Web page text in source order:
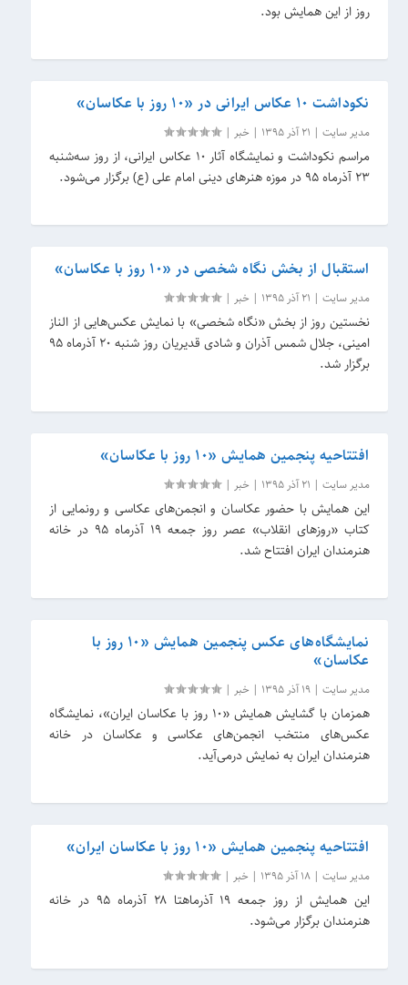
روز از این همایش بود.
نکوداشت ۱۰ عکاس ایرانی در «۱۰ روز با عکاسان»
مدیر سایت | 21 آذر 1395 | خبر |
مراسم نکوداشت و نمایشگاه آثار ۱۰ عکاس ایرانی، از روز سه‌شنبه
۲۳ آذرماه ۹۵ در موزه هنرهای دینی امام علی (ع) برگزار می‌شود.
استقبال از بخش نگاه شخصی در «۱۰ روز با عکاسان»
مدیر سایت | 21 آذر 1395 | خبر |
نخستین روز از بخش «نگاه شخصی» با نمایش عکس‌هایی از الناز
امینی، جلال شمس آذران و شادی قدیریان روز شنبه ۲۰ آذرماه ۹۵
برگزار شد.
افتتاحیه پنجمین همایش «۱۰ روز با عکاسان»
مدیر سایت | 21 آذر 1395 | خبر |
این همایش با حضور عکاسان و انجمن‌های عکاسی و رونمایی از
کتاب «روزهای انقلاب» عصر روز جمعه ۱۹ آذرماه ۹۵ در خانه
هنرمندان ایران افتتاح شد.
نمایشگاه‌های عکس پنجمین همایش «۱۰ روز با
عکاسان»
مدیر سایت |19 آذر 1395 | خبر |
همزمان با گشایش همایش «۱۰ روز با عکاسان ایران»، نمایشگاه
عکس‌های منتخب انجمن‌های عکاسی و عکاسان در خانه
هنرمندان ایران به نمایش درمی‌آید.
افتتاحیه پنجمین همایش «۱۰ روز با عکاسان ایران»
مدیر سایت |18 آذر 1395 | خبر |
این همایش از روز جمعه ۱۹ آذرماهتا ۲۸ آذرماه ۹۵ در خانه
هنرمندان برگزار می‌شود.